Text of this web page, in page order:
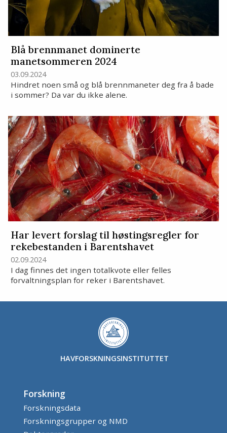
Blå brennmanet dominerte
manetsommeren 2024
03.09.2024
Hindret noen små og blå brennmaneter deg fra å bade
i sommer? Da var du ikke alene.
Har levert forslag til høstingsregler for
rekebestanden i Barentshavet
02.09.2024
I dag finnes det ingen totalkvote eller felles
forvaltningsplan for reker i Barentshavet.
HAVFORSKNINGSINSTITUTTET
Forskning
Forskningsdata
Forskningsgrupper og NMD